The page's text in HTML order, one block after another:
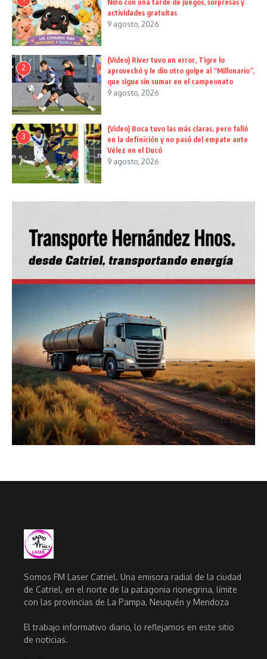
Niño con una tarde de juegos, sorpresas y
actividades gratuitas
9 agosto, 2026
2
(Video) River tuvo un error, Tigre lo
aprovechó y le dio otro golpe al “Millonario”,
que sigue sin sumar en el campeonato
9 agosto, 2026
3
(Video) Boca tuvo las más claras, pero falló
en la definición y no pasó del empate ante
Vélez en el Ducó
9 agosto, 2026
Somos FM Laser Catriel. Una emisora radial de la ciudad
de Catriel, en el norte de la patagonia rionegrina, límite
con las provincias de La Pampa, Neuquén y Mendoza
El trabajo informativo diario, lo reflejamos en este sitio
de noticias.